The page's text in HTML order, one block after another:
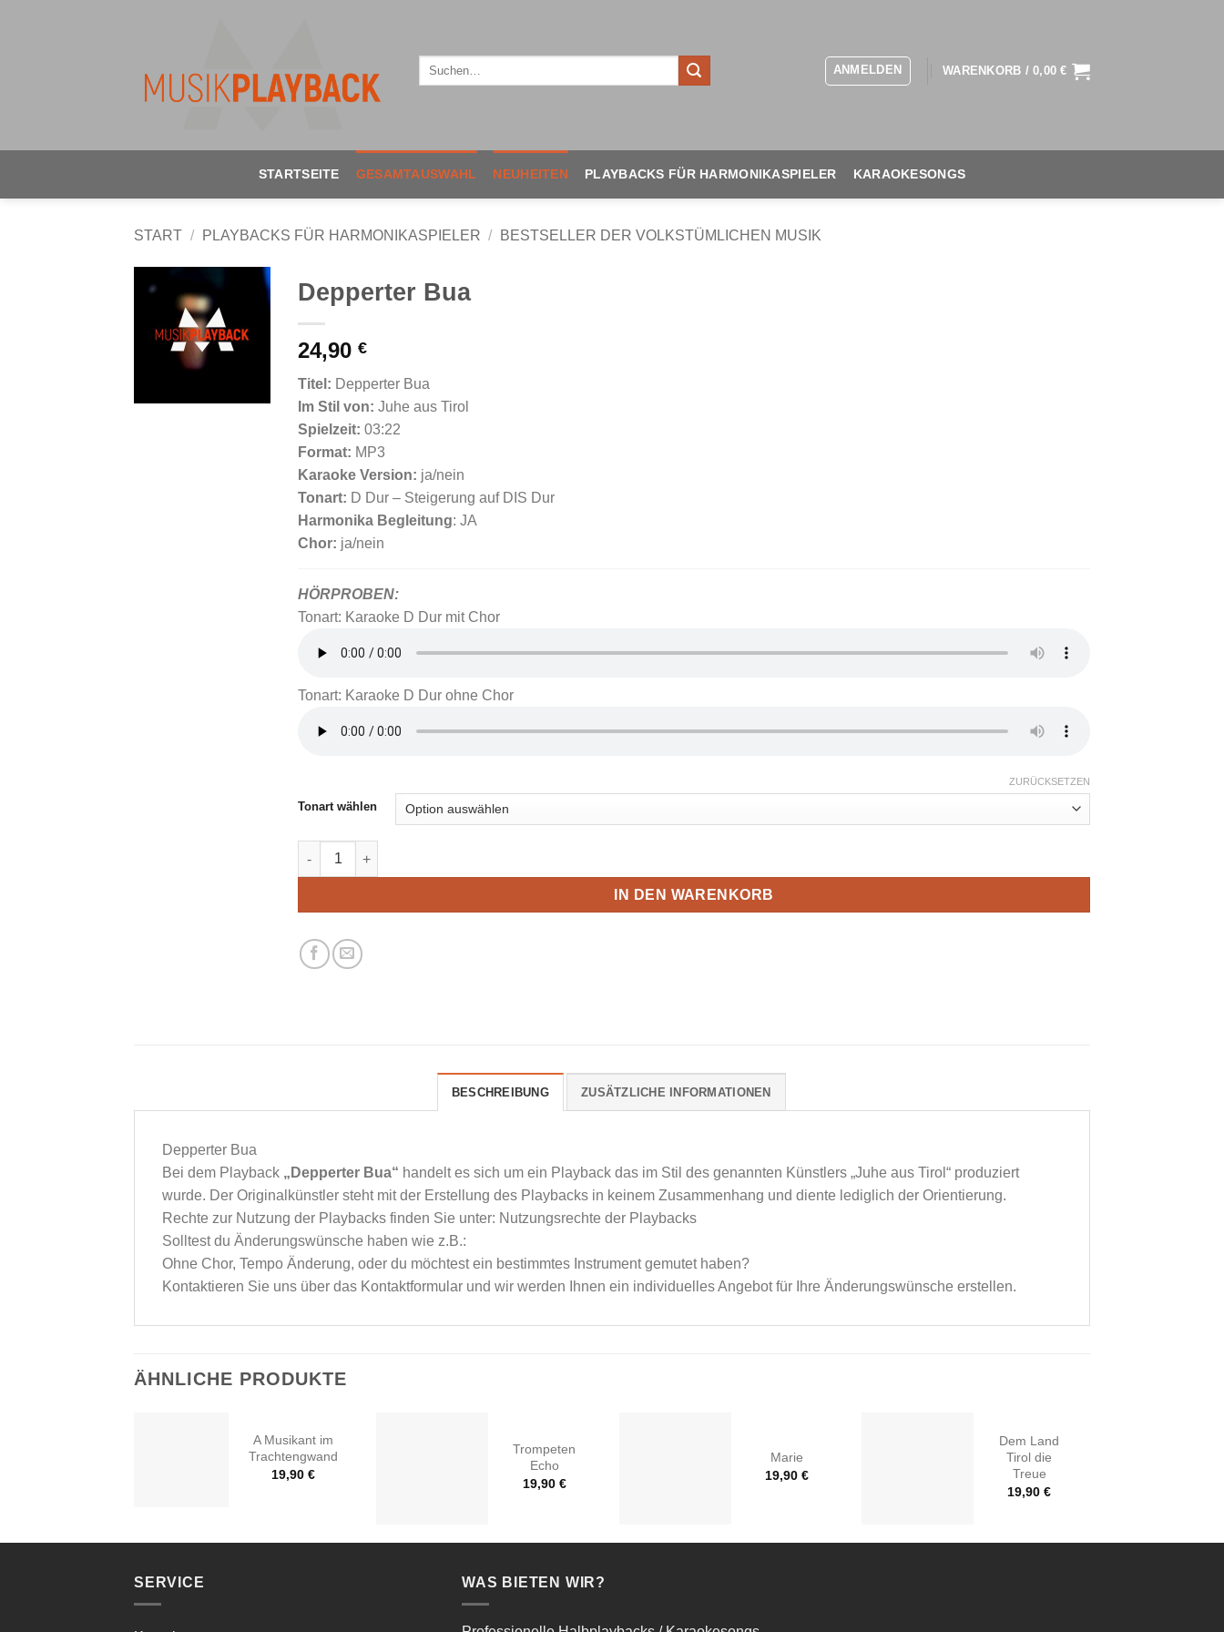
ANMELDEN WARENKORB /0,00€
STARTSEITE GESAMTAUSWAHL NEUHEITEN PLAYBACKS FÜR HARMONIKASPIELER KARAOKESONGS
START / PLAYBACKS FÜR HARMONIKASPIELER / BESTSELLER DER VOLKSTÜMLICHEN MUSIK
Depperter Bua
24,90 €
Titel: Depperter Bua
Im Stil von: Juhe aus Tirol
Spielzeit: 03:22
Format: MP3
Karaoke Version: ja/nein
Tonart: D Dur – Steigerung auf DIS Dur
Harmonika Begleitung: JA
Chor: ja/nein
HÖRPROBEN:
Tonart: Karaoke D Dur mit Chor
Tonart: Karaoke D Dur ohne Chor
Tonart wählen
ZURÜCKSETZEN
IN DEN WARENKORB
BESCHREIBUNG ZUSÄTZLICHE INFORMATIONEN
Depperter Bua
Bei dem Playback „Depperter Bua“ handelt es sich um ein Playback das im Stil des genannten Künstlers „Juhe aus Tirol“ produziert
wurde. Der Originalkünstler steht mit der Erstellung des Playbacks in keinem Zusammenhang und diente lediglich der Orientierung.
Rechte zur Nutzung der Playbacks finden Sie unter: Nutzungsrechte der Playbacks
Solltest du Änderungswünsche haben wie z.B.:
Ohne Chor, Tempo Änderung, oder du möchtest ein bestimmtes Instrument gemutet haben?
Kontaktieren Sie uns über das Kontaktformular und wir werden Ihnen ein individuelles Angebot für Ihre Änderungswünsche erstellen.
ÄHNLICHE PRODUKTE
A Musikant im
Trachtengwand
19,90€
Trompeten
Echo
19,90 €
Marie
19,90€
Dem Land
Tirol die
Treue
19,90€
SERVICE WAS BIETEN WIR?